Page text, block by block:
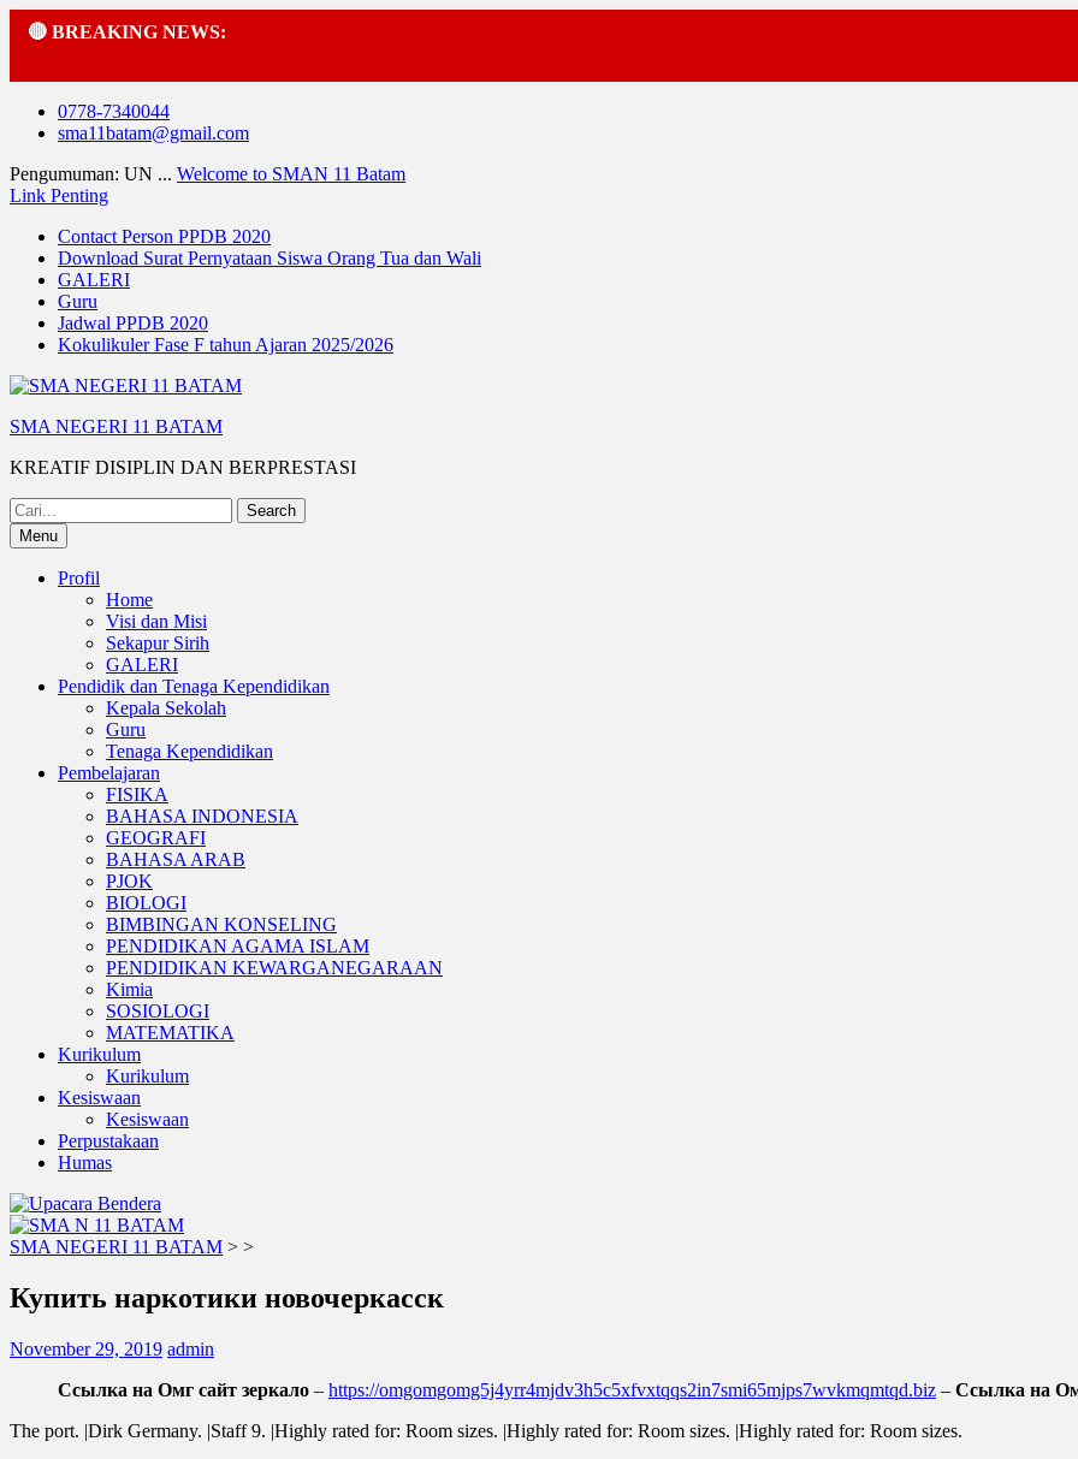
🔴 BREAKING NEWS:
Skip
0778-7340044
sma11batam@gmail.com
Pengumuman: UN ... Welcome to SMAN 11 Batam
Link Penting
Contact Person PPDB 2020
Download Surat Pernyataan Siswa Orang Tua dan Wali
GALERI
Guru
Jadwal PPDB 2020
Kokulikuler Fase F tahun Ajaran 2025/2026
SMA NEGERI 11 BATAM
KREATIF DISIPLIN DAN BERPRESTASI
Search
for:Menu
Profil
Home
Visi dan Misi
Sekapur Sirih
GALERI
Pendidik dan Tenaga Kependidikan
Kepala Sekolah
Guru
Tenaga Kependidikan
Pembelajaran
FISIKA
BAHASA INDONESIA
GEOGRAFI
BAHASA ARAB
PJOK
BIOLOGI
BIMBINGAN KONSELING
PENDIDIKAN AGAMA ISLAM
PENDIDIKAN KEWARGANEGARAAN
Kimia
SOSIOLOGI
MATEMATIKA
Kurikulum
Kurikulum
Kesiswaan
Kesiswaan
Perpustakaan
Humas
SMA NEGERI 11 BATAM > >
Купить наркотики новочеркасск
November 29, 2019 admin
Ссылка на Омг сайт зеркало – https://omgomgomg5j4yrr4mjdv3h5c5xfvxtqqs2in7smi65mjps7wvkmqmtqd.biz – Ссылка на
The port. |Dirk Germany. |Staff 9. |Highly rated for: Room sizes. |Highly rated for: Room sizes. |Highly rated for: Room sizes.